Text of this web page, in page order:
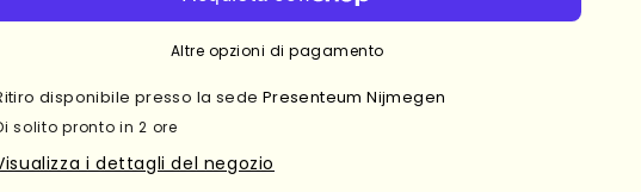
Altre opzioni di pagamento
disponibile presso la sede Presenteum Nijmegen
solito pronto in 2 ore
i dettagli del negozio